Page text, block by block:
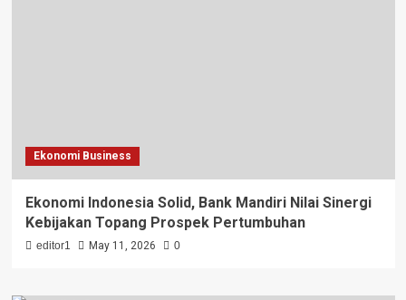
Ekonomi Business
Ekonomi Indonesia Solid, Bank Mandiri Nilai Sinergi
Kebijakan Topang Prospek Pertumbuhan
editor1 May 11, 2026 0